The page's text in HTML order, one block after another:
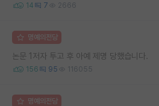
14 7 2666
명예의전당
논문 1저자 투고 후 아예 제명 당했습니다.
156 95 116055
명예의전당